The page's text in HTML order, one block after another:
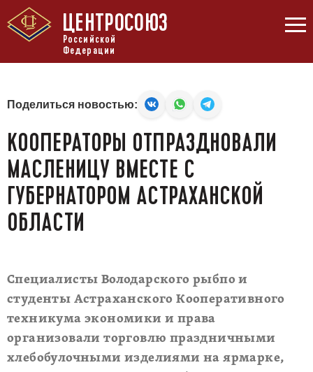
ЦЕНТРОСОЮЗ
Российской
Федерации
Поделиться новостью:
КООПЕРАТОРЫ ОТПРАЗДНОВАЛИ
МАСЛЕНИЦУ ВМЕСТЕ С
ГУБЕРНАТОРОМ АСТРАХАНСКОЙ
ОБЛАСТИ
Специалисты Володарского рыбпо и
студенты Астраханского Кооперативного
техникума экономики и права
организовали торговлю праздничными
хлебобулочными изделиями на ярмарке,